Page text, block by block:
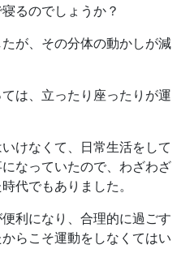
るのでしょうか？
が、その分体の動かしが減
は、立ったり座ったりが運
けなくて、日常生活をして
なっていたので、わざわざ
代でもありました。
利になり、合理的に過ごす
らこそ運動をしなくてはい